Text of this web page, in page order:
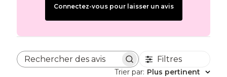
Connectez-vous pour laisser un avis
Rechercher des avisFiltres
Trier par: Plus pertinent